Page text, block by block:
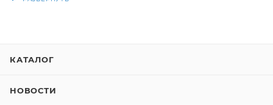
4x 10/100/1000Tx FastConnect 4x 10/100/1000Tx RJ45 4x
km 2x 1000SX SFP - multimode 850nm, LC, 500m
КАТАЛОГ
НОВОСТИ